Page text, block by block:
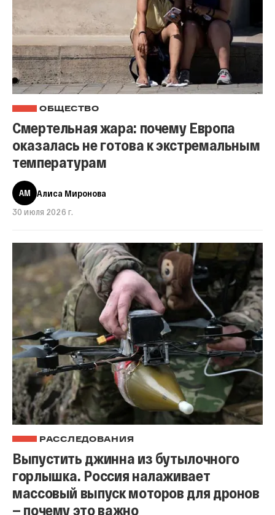
ОБЩЕСТВО
Смертельная жара: почему Европа
оказалась не готова к экстремальным
температурам
АМ
Алиса Миронова
30 июля 2026 г.
РАССЛЕДОВАНИЯ
Выпустить джинна из бутылочного
горлышка. Россия налаживает
массовый выпуск моторов для дронов
— почему это важно